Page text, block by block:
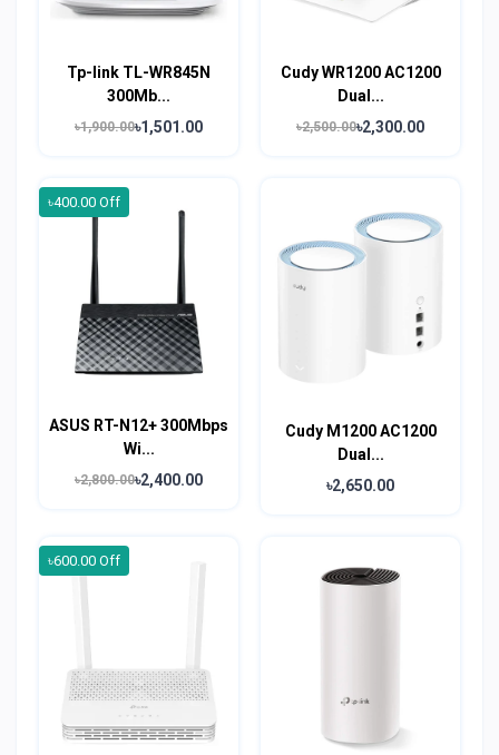
Tp-link TL-WR845N
300Mb...
৳1,900.00৳1,501.00
Cudy WR1200 AC1200
Dual...
৳2,500.00৳2,300.00
৳400.00 Off
ASUS RT-N12+ 300Mbps
Wi...
৳2,800.00৳2,400.00
Cudy M1200 AC1200
Dual...
৳2,650.00
৳600.00 Off